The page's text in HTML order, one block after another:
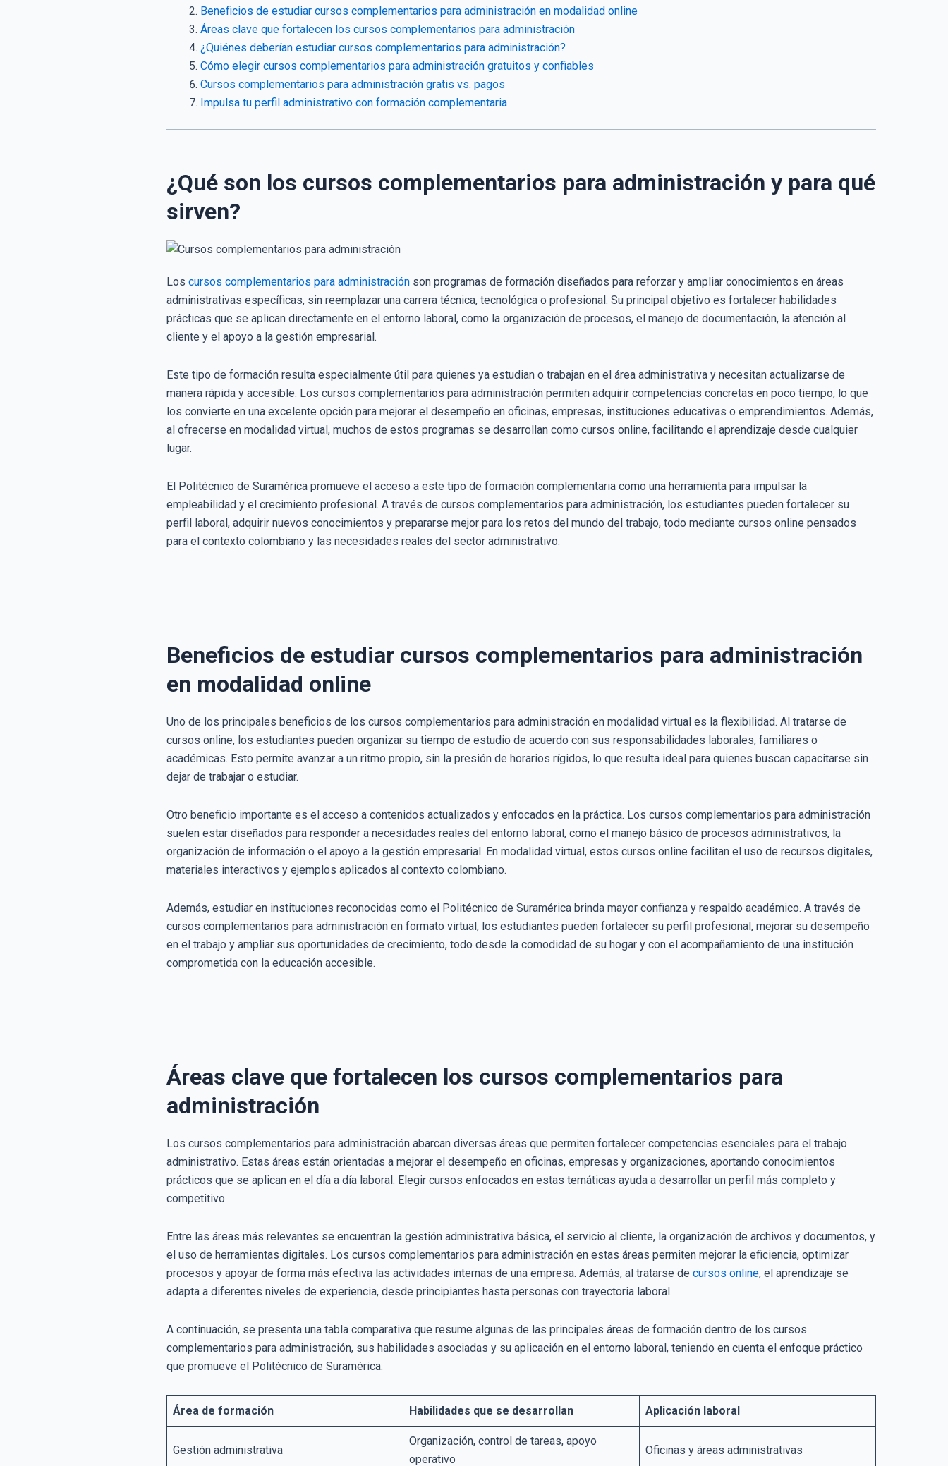
Beneficios de estudiar cursos complementarios para administración en modalidad online
Áreas clave que fortalecen los cursos complementarios para administración
¿Quiénes deberían estudiar cursos complementarios para administración?
Cómo elegir cursos complementarios para administración gratuitos y confiables
Cursos complementarios para administración gratis vs. pagos
Impulsa tu perfil administrativo con formación complementaria
¿Qué son los cursos complementarios para administración y para qué
sirven?
Los cursos complementarios para administración son programas de formación diseñados para reforzar y ampliar conocimientos en áreas
administrativas específicas, sin reemplazar una carrera técnica, tecnológica o profesional. Su principal objetivo es fortalecer habilidades
prácticas que se aplican directamente en el entorno laboral, como la organización de procesos, el manejo de documentación, la atención al
cliente y el apoyo a la gestión empresarial.
Este tipo de formación resulta especialmente útil para quienes ya estudian o trabajan en el área administrativa y necesitan actualizarse de
manera rápida y accesible. Los cursos complementarios para administración permiten adquirir competencias concretas en poco tiempo, lo que
los convierte en una excelente opción para mejorar el desempeño en oficinas, empresas, instituciones educativas o emprendimientos. Además,
al ofrecerse en modalidad virtual, muchos de estos programas se desarrollan como cursos online, facilitando el aprendizaje desde cualquier
lugar.
El Politécnico de Suramérica promueve el acceso a este tipo de formación complementaria como una herramienta para impulsar la
empleabilidad y el crecimiento profesional. A través de cursos complementarios para administración, los estudiantes pueden fortalecer su
perfil laboral, adquirir nuevos conocimientos y prepararse mejor para los retos del mundo del trabajo, todo mediante cursos online pensados
para el contexto colombiano y las necesidades reales del sector administrativo.
Beneficios de estudiar cursos complementarios para administración
en modalidad online
Uno de los principales beneficios de los cursos complementarios para administración en modalidad virtual es la flexibilidad. Al tratarse de
cursos online, los estudiantes pueden organizar su tiempo de estudio de acuerdo con sus responsabilidades laborales, familiares o
académicas. Esto permite avanzar a un ritmo propio, sin la presión de horarios rígidos, lo que resulta ideal para quienes buscan capacitarse sin
dejar de trabajar o estudiar.
Otro beneficio importante es el acceso a contenidos actualizados y enfocados en la práctica. Los cursos complementarios para administración
suelen estar diseñados para responder a necesidades reales del entorno laboral, como el manejo básico de procesos administrativos, la
organización de información o el apoyo a la gestión empresarial. En modalidad virtual, estos cursos online facilitan el uso de recursos digitales,
materiales interactivos y ejemplos aplicados al contexto colombiano.
Además, estudiar en instituciones reconocidas como el Politécnico de Suramérica brinda mayor confianza y respaldo académico. A través de
cursos complementarios para administración en formato virtual, los estudiantes pueden fortalecer su perfil profesional, mejorar su desempeño
en el trabajo y ampliar sus oportunidades de crecimiento, todo desde la comodidad de su hogar y con el acompañamiento de una institución
comprometida con la educación accesible.
Áreas clave que fortalecen los cursos complementarios para
administración
Los cursos complementarios para administración abarcan diversas áreas que permiten fortalecer competencias esenciales para el trabajo
administrativo. Estas áreas están orientadas a mejorar el desempeño en oficinas, empresas y organizaciones, aportando conocimientos
prácticos que se aplican en el día a día laboral. Elegir cursos enfocados en estas temáticas ayuda a desarrollar un perfil más completo y
competitivo.
Entre las áreas más relevantes se encuentran la gestión administrativa básica, el servicio al cliente, la organización de archivos y documentos, y
el uso de herramientas digitales. Los cursos complementarios para administración en estas áreas permiten mejorar la eficiencia, optimizar
procesos y apoyar de forma más efectiva las actividades internas de una empresa. Además, al tratarse de cursos online, el aprendizaje se
adapta a diferentes niveles de experiencia, desde principiantes hasta personas con trayectoria laboral.
A continuación, se presenta una tabla comparativa que resume algunas de las principales áreas de formación dentro de los cursos
complementarios para administración, sus habilidades asociadas y su aplicación en el entorno laboral, teniendo en cuenta el enfoque práctico
que promueve el Politécnico de Suramérica:
Área de formación Habilidades que se desarrollan Aplicación laboral
Gestión administrativa
Organización, control de tareas, apoyo
operativo
Oficinas y áreas administrativas